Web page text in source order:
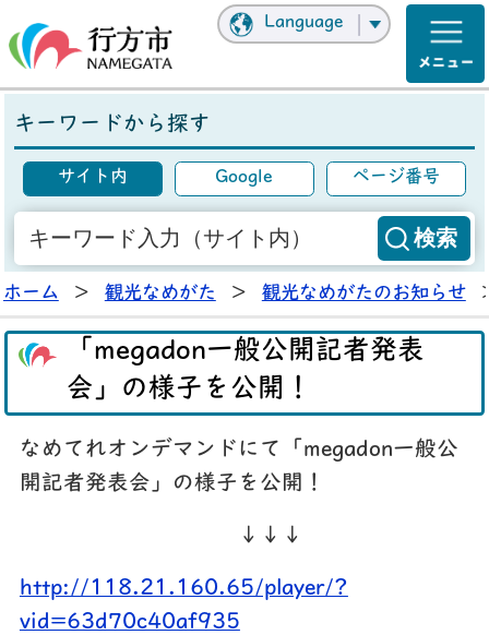
Language
キーワードから探す
サイト内 Google ページ番号
ホーム > 観光なめがた > 観光なめがたのお知らせ
「megadon一般公開記者発表
会」の様子を公開！
なめてれオンデマンドにて「megadon一般公
開記者発表会」の様子を公開！
↓↓↓
http://118.21.160.65/player/?
vid=63d70c40af935